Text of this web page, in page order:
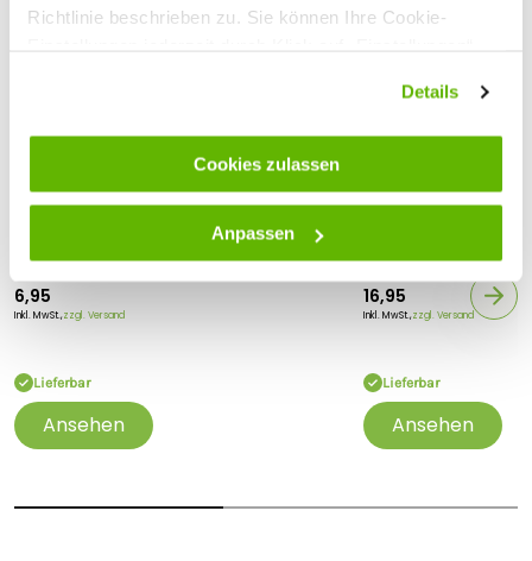
Richtlinie beschrieben zu. Sie können Ihre Cookie-
Details
Cookies zulassen
Anpassen
Schermaschinenöl - 100 ml
6,95
Inkl. MwSt.,zzgl. Versand
Lieferbar
Ansehen
16,95
Inkl. MwSt.,zzgl. Versand
Lieferbar
Ansehen